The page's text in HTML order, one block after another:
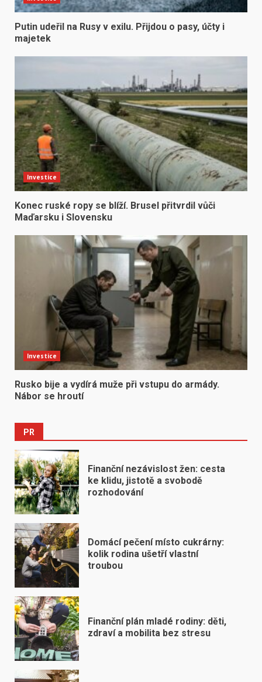
Putin udeřil na Rusy v exilu. Přijdou o pasy, účty i
majetek
Investice
Konec ruské ropy se blíží. Brusel přitvrdil vůči
Maďarsku i Slovensku
Investice
Rusko bije a vydírá muže při vstupu do armády.
Nábor se hroutí
PR
Finanční nezávislost žen: cesta
ke klidu, jistotě a svobodě
rozhodování
Domácí pečení místo cukrárny:
kolik rodina ušetří vlastní
troubou
Finanční plán mladé rodiny: děti,
zdraví a mobilita bez stresu